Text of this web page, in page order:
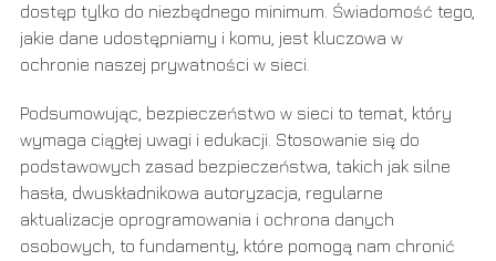
dostęp tylko do niezbędnego minimum. Świadomość tego,
jakie dane udostępniamy i komu, jest kluczowa w
ochronie naszej prywatności w sieci.
Podsumowując, bezpieczeństwo w sieci to temat, który
wymaga ciągłej uwagi i edukacji. Stosowanie się do
podstawowych zasad bezpieczeństwa, takich jak silne
hasła, dwuskładnikowa autoryzacja, regularne
aktualizacje oprogramowania i ochrona danych
osobowych, to fundamenty, które pomogą nam chronić